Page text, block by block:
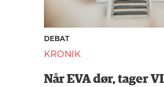
DEBAT
KRONIK
Når EVA dør, tager